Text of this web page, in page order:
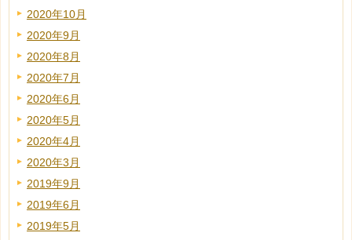
2020年10月
2020年9月
2020年8月
2020年7月
2020年6月
2020年5月
2020年4月
2020年3月
2019年9月
2019年6月
2019年5月